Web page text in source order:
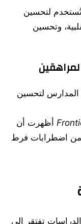
تُستخدم لتحسين
وتحسين
المدارس لتحسين
(2020) أظهرت أن
اضطرابات فرط
تفتقر إلى